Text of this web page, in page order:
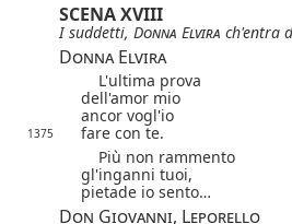
SCENA XVIII
I suddetti, Donna Elvira ch'entra
Donna Elvira
L'ultima prova
dell'amor mio
ancor vogl'io
1375
fare con te.
Più non rammento
gl'inganni tuoi,
pietade io sento…
Don Giovanni, Leporello